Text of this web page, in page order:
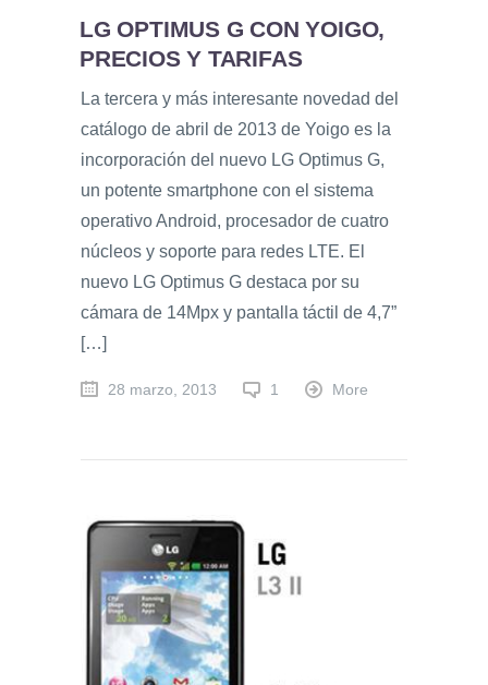
LG OPTIMUS G CON YOIGO,
PRECIOS Y TARIFAS
La tercera y más interesante novedad del
catálogo de abril de 2013 de Yoigo es la
incorporación del nuevo LG Optimus G,
un potente smartphone con el sistema
operativo Android, procesador de cuatro
núcleos y soporte para redes LTE. El
nuevo LG Optimus G destaca por su
cámara de 14Mpx y pantalla táctil de 4,7”
[…]
28 marzo, 2013 1 More